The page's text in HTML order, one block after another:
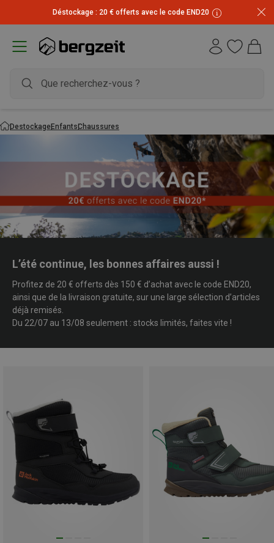
Inscrivez-vous à la newsletter et recevez 10 € !
Déstockage : 20 € offerts avec le code END20
DestockageEnfantsChaussures
L’été continue, les bonnes affaires aussi !
Profitez de 20 € offerts dès 150 € d’achat avec le code END20,
ainsi que de la livraison gratuite, sur une large sélection d’articles
déjà remisés.
Du 22/07 au 13/08 seulement : stocks limités, faites vite !